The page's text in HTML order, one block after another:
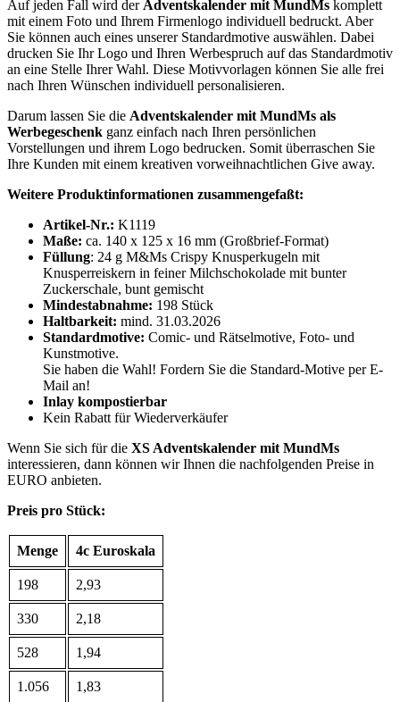
Auf jeden Fall wird der Adventskalender mit MundMs komplett
mit einem Foto und Ihrem Firmenlogo individuell bedruckt. Aber
Sie können auch eines unserer Standardmotive auswählen. Dabei
drucken Sie Ihr Logo und Ihren Werbespruch auf das Standardmotiv
an eine Stelle Ihrer Wahl. Diese Motivvorlagen können Sie alle frei
nach Ihren Wünschen individuell personalisieren.
Darum lassen Sie die Adventskalender mit MundMs als
Werbegeschenk ganz einfach nach Ihren persönlichen
Vorstellungen und ihrem Logo bedrucken. Somit überraschen Sie
Ihre Kunden mit einem kreativen vorweihnachtlichen Give away.
Weitere Produktinformationen zusammengefaßt:
Artikel-Nr.: K1119
Maße: ca. 140 x 125 x 16 mm (Großbrief-Format)
Füllung: 24 g M&Ms Crispy Knusperkugeln mit
Knusperreiskern in feiner Milchschokolade mit bunter
Zuckerschale, bunt gemischt
Mindestabnahme: 198 Stück
Haltbarkeit: mind. 31.03.2026
Standardmotive: Comic- und Rätselmotive, Foto- und
Kunstmotive.
Sie haben die Wahl! Fordern Sie die Standard-Motive per E-
Mail an!
Inlay kompostierbar
Kein Rabatt für Wiederverkäufer
Wenn Sie sich für die XS Adventskalender mit MundMs
interessieren, dann können wir Ihnen die nachfolgenden Preise in
EURO anbieten.
Preis pro Stück:
Menge 4c Euroskala
198 2,93
330 2,18
528 1,94
1.056 1,83